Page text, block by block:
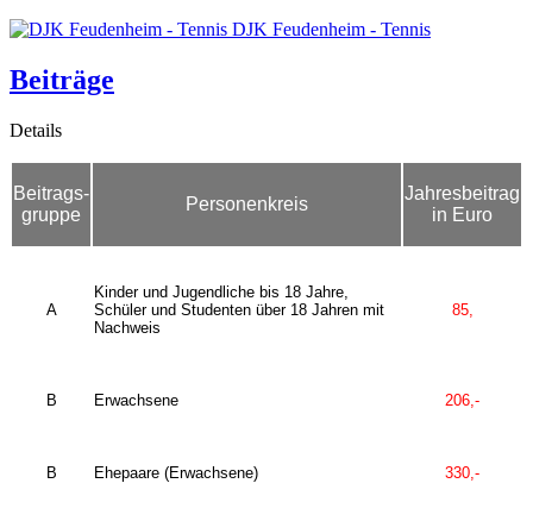
DJK Feudenheim - Tennis
Beiträge
Details
Beitrags-
gruppe
Personenkreis
Jahresbeitrag
in Euro
A
Kinder und Jugendliche bis 18 Jahre,
Schüler und Studenten über 18 Jahren mit
Nachweis
85,
B Erwachsene 206,-
B Ehepaare (Erwachsene) 330,-